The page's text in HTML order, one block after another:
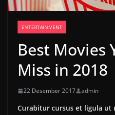
ENTERTAINMENT
Best Movies
Miss in 2018
22 Desember 2017 admin
Curabitur cursus et ligula ut